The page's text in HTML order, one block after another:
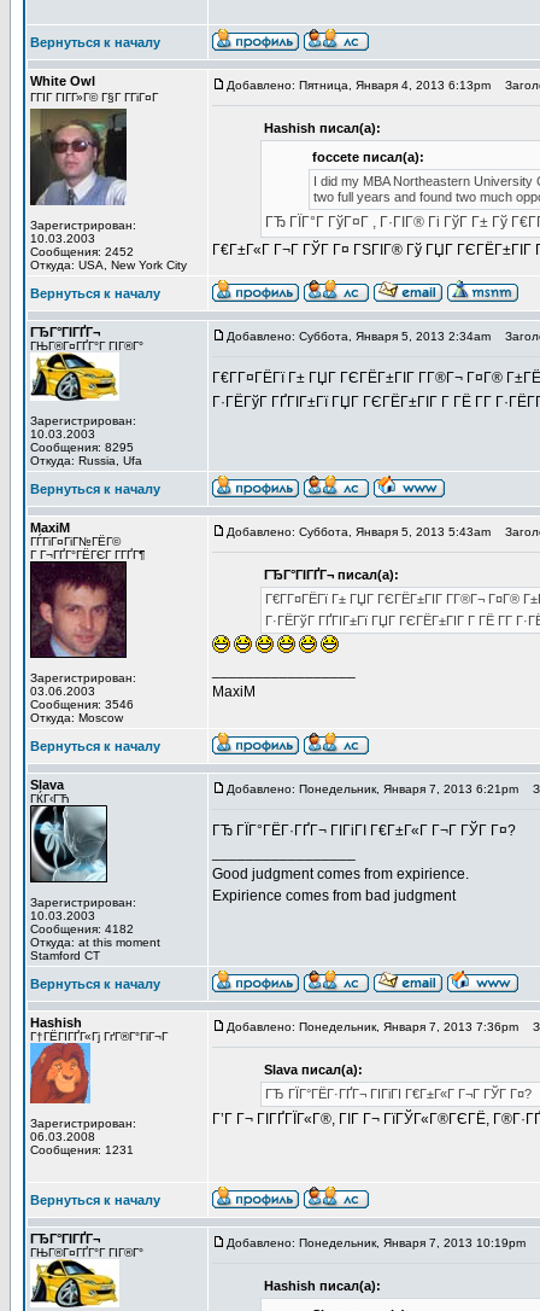
Вернуться к началу
White Owl
ГГІГ ГІГ­Г»Г© Г§Г Г­ГіГ¤Г
Зарегистрирован:
10.03.2003
Сообщения: 2452
Откуда: USA, New York City
Добавлено: Пятница, Января 4, 2013 6:13pm
Hashish писал(а):
foccete писал(а):
I did my MBA Northeastern
two full years and found two much
ГЂ ГЇГ°Г ГўГ¤Г , Г·ГІГ® Гі ГўГ Г± Гў
Г€Г±Г«Г Г¬Г ГЎГ Г¤ ГЅГІГ® Гў ГЏГ
Вернуться к началу
ГЂГ°ГІГҐГ¬
ГЊГ®Г¤ГҐГ°Г ГІГ®Г°
Зарегистрирован:
10.03.2003
Сообщения: 8295
Откуда: Russia, Ufa
Добавлено: Суббота, Января 5, 2013 2:34am
Г€Г­Г¤ГЁГї Г± ГЏГ ГЄГЁГ±ГІГ Г­Г®Г¬ Г¤Г®
Г·ГЁГўГ ГҐГІГ±Гї ГЏГ ГЄГЁГ±ГІГ Г­ ГЁ Г­Г
Вернуться к началу
MaxiM
ГЃГіГ¤ГіГ№ГЁГ©
Г Г¬ГҐГ°ГЁГЄГ Г­ГҐГ¶
Зарегистрирован:
03.06.2003
Сообщения: 3546
Откуда: Moscow
Добавлено: Суббота, Января 5, 2013 5:43am
ГЂГ°ГІГҐГ¬ писал(а):
Г€Г­Г¤ГЁГї Г± ГЏГ ГЄГЁГ±ГІГ Г­Г®Г¬ Г¤Г®
Г·ГЁГўГ ГҐГІГ±Гї ГЏГ ГЄГЁГ±ГІГ Г­ ГЁ Г­Г
MaxiM
Вернуться к началу
Slava
ГЌГ‹ГЋ
Зарегистрирован:
10.03.2003
Сообщения: 4182
Откуда: at this moment
Stamford CT
Добавлено: Понедельник, Января 7, 2013 6:21pm
ГЂ ГЇГ°ГЁГ·ГҐГ¬ ГІГіГІ Г€Г±Г«Г Г¬Г ГЎГ Г¤?
Good judgment comes from expirience.
Expirience comes from bad judgment
Вернуться к началу
Hashish
Г†ГЁГІГҐГ«Гј ГґГ®Г°ГіГ¬Г
Зарегистрирован:
06.03.2008
Сообщения: 1231
Добавлено: Понедельник, Января 7, 2013 7:36pm
Slava писал(а):
ГЂ ГЇГ°ГЁГ·ГҐГ¬ ГІГіГІ Г€Г±Г«Г Г¬Г ГЎГ Г¤?
Г’Г Г¬ ГІГҐГЇГ«Г®, ГІГ Г¬ ГїГЎГ«Г®ГЄГЁ,
Вернуться к началу
ГЂГ°ГІГҐГ¬
ГЊГ®Г¤ГҐГ°Г ГІГ®Г°
Добавлено: Понедельник, Января 7, 2013 10:19pm
Hashish писал(а):